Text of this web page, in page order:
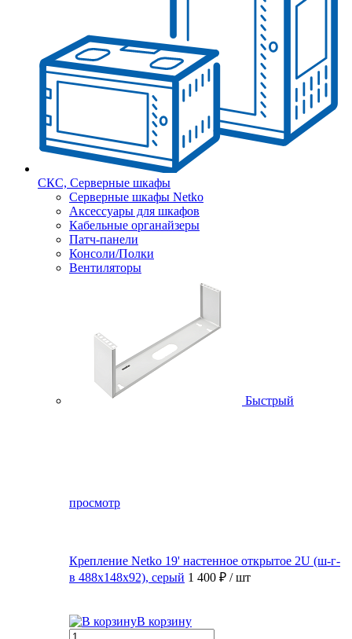
СКС, Серверные шкафы
Серверные шкафы Netko
Аксессуары для шкафов
Кабельные органайзеры
Патч-панели
Консоли/Полки
Вентиляторы
Быстрый
просмотр
Крепление Netko 19' настенное открытое 2U (ш-г-
в 488х148х92), серый 1 400 ₽ / шт
В корзину